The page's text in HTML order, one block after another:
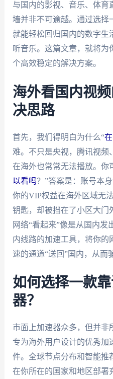
与国内的影视、音乐、体育
墙并非不可逾越。通过选择
就能轻松回归国内的数字生
听音乐。这篇文章，就将为
个高效稳定的解决方案。
海外看国内视
决思路
首先，我们得明白为什么“
难。不只是央视，腾讯视频
在海外也常常无法播放。你
以看吗？”答案是：账号本
你的VIP权益在海外区域无
钥匙，却被挡在了小区大门
网络“看起来”像是从国内发
内线路的加速工具，将你的
速的通道“送回”国内，从而
如何选择一款
器？
市面上加速器众多，但并非
专为海外用户设计的优秀加
件。全球节点分布和智能推
在你所在的国家和地区部署